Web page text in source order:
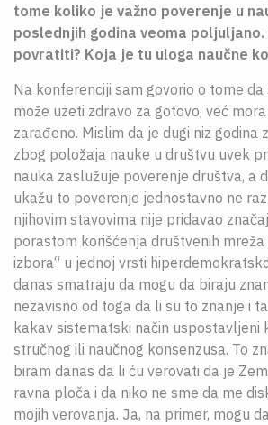
tome koliko je važno poverenje u
poslednjih godina veoma poljuljano.
povratiti? Koja je tu uloga naučne
Na konferenciji sam govorio o tome
može uzeti zdravo za gotovo, već
zarađeno. Mislim da je dugi niz godina
zbog položaja nauke u društvu uvek
nauka zaslužuje poverenje društva, a
ukažu to poverenje jednostavno ne
njihovim stavovima nije pridavao
porastom korišćenja društvenih mreža
izbora“ u jednoj vrsti
danas smatraju da mogu da biraju
nezavisno od toga da li su to znanje i
kakav sistematski način uspostavljeni
stručnog ili naučnog konsenzusa. To
biram danas da li ću verovati da je
ravna ploča i da niko ne sme da me
mojih verovanja. Ja, na primer, mogu